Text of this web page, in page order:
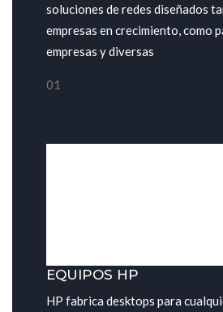
soluciones de redes diseñados
empresas en crecimiento, como
empresas y diversas
01
EQUIPOS HP
HP fabrica desktops para